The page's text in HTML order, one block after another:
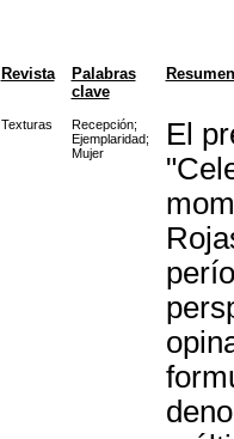
Revista
Palabras
clave
Resumen
Texturas Recepción;
Ejemplaridad;
Mujer
El